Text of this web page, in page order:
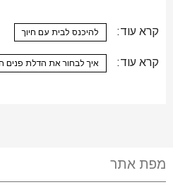
קרא עוד: להיכנס לבית עם חיוך
קרא עוד: איך לבחור את הדלת פנים
מפת אתר